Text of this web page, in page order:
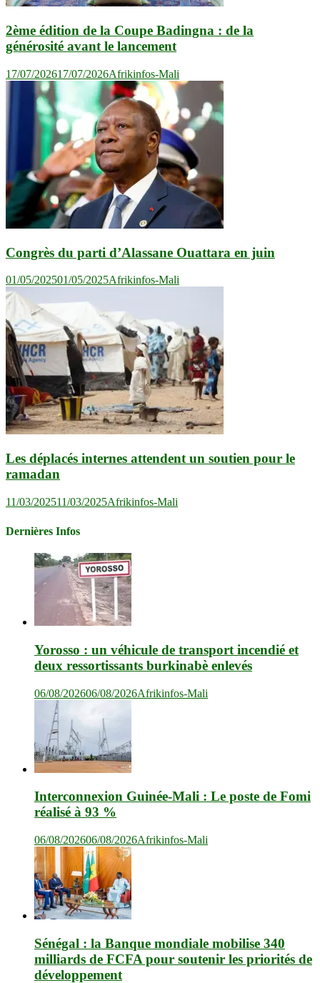
2ème édition de la Coupe Badingna : de la
générosité avant le lancement
17/07/202617/07/2026Afrikinfos-Mali
Congrès du parti d’Alassane Ouattara en juin
01/05/202501/05/2025Afrikinfos-Mali
Les déplacés internes attendent un soutien pour le
ramadan
11/03/202511/03/2025Afrikinfos-Mali
Dernières Infos
Yorosso : un véhicule de transport incendié et
deux ressortissants burkinabè enlevés
06/08/202606/08/2026Afrikinfos-Mali
Interconnexion Guinée-Mali : Le poste de Fomi
réalisé à 93 %
06/08/202606/08/2026Afrikinfos-Mali
Sénégal : la Banque mondiale mobilise 340
milliards de FCFA pour soutenir les priorités de
développement